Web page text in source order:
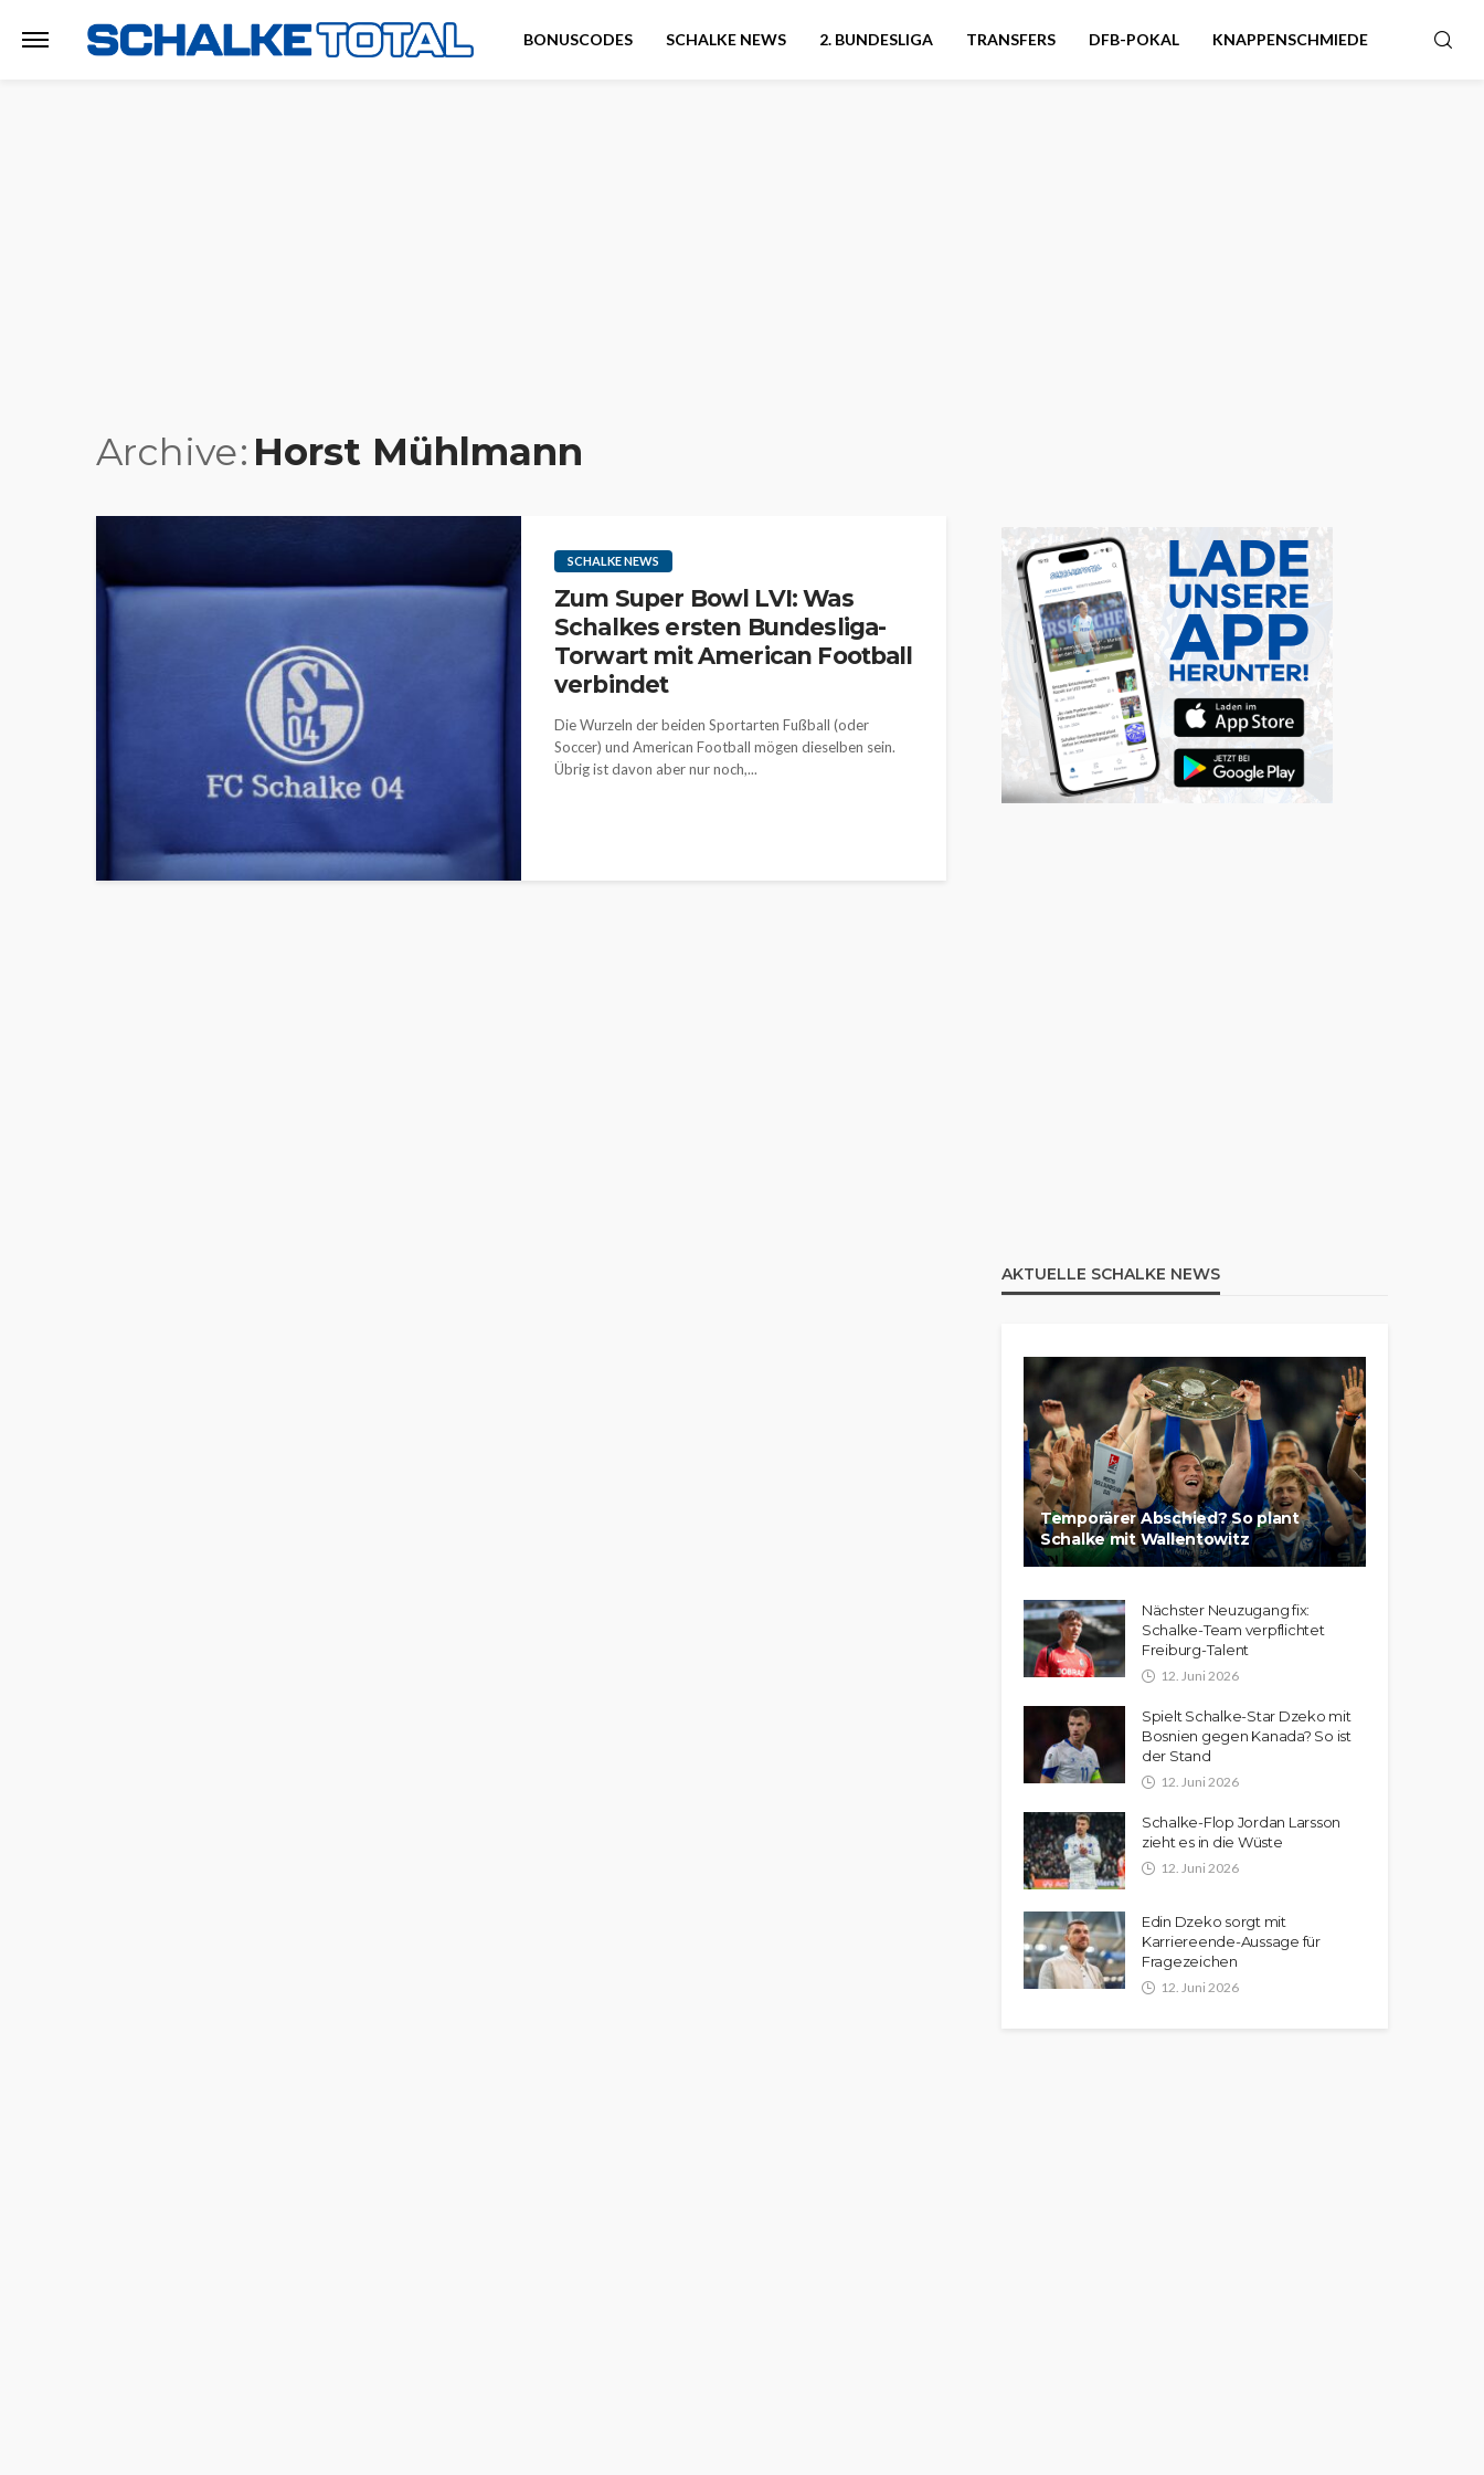
BONUSCODES SCHALKE NEWS 2. BUNDESLIGA TRANSFERS DFB-POKAL KNAPPENSCHMIEDE
Archive Horst Mühlmann
SCHALKE NEWS
Zum Super Bowl LVI: Was
Schalkes ersten Bundesliga-
Torwart mit American Football
verbindet
Die Wurzeln der beiden Sportarten Fußball (oder
Soccer) und American Football mögen dieselben sein.
Übrig ist davon aber nur noch,...
AKTUELLE SCHALKE NEWS
Temporärer Abschied? So plant
Schalke mit Wallentowitz
Nächster Neuzugang fix:
Schalke-Team verpflichtet
Freiburg-Talent
12. Juni 2026
Spielt Schalke-Star Dzeko mit
Bosnien gegen Kanada? So ist
der Stand
12. Juni 2026
Schalke-Flop Jordan Larsson
zieht es in die Wüste
12. Juni 2026
Edin Dzeko sorgt mit
Karriereende-Aussage für
Fragezeichen
12. Juni 2026